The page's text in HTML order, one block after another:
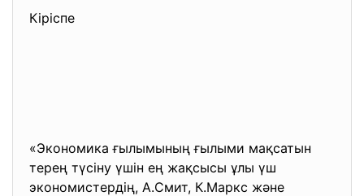
Кіріспе
«Экономика ғылымының ғылыми мақсатын
терең түсіну үшін ең жақсысы ұлы үш
экономистердің, А.Смит, К.Маркс және